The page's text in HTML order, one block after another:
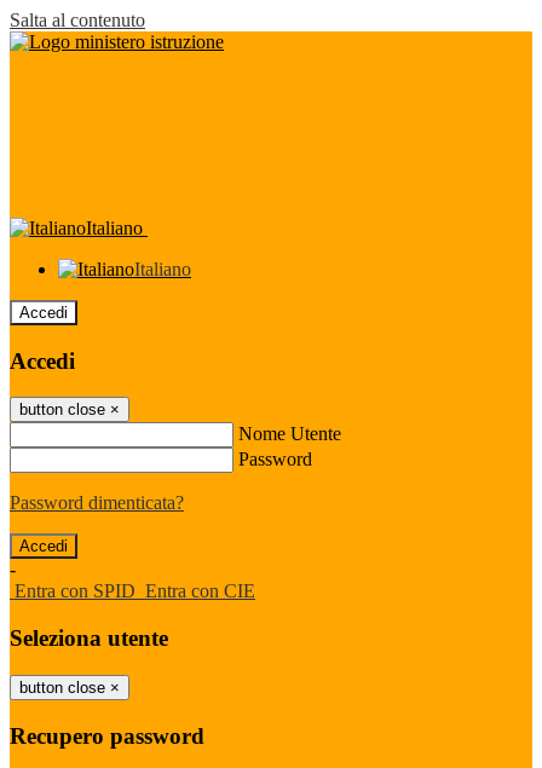
Salta al contenuto
Italiano
Italiano
Accedi
Accedi
button close ×
Nome Utente
Password
Password dimenticata?
-
Entra con SPID Entra con CIE
Seleziona utente
button close ×
Recupero password